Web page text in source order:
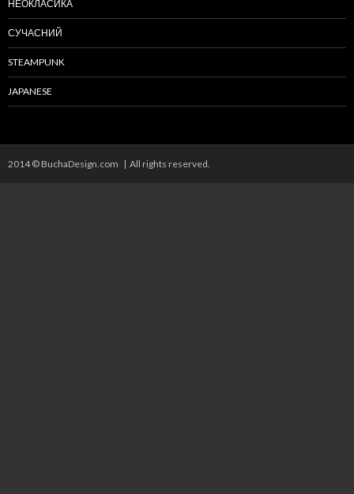
НЕОКЛАСИКА
СУЧАСНИЙ
STEAMPUNK
JAPANESE
2014 © BuchaDesign.com | All rights reserved.